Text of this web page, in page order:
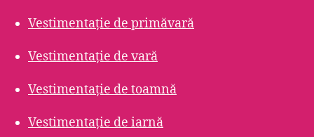
Vestimentație de primăvară
Vestimentație de vară
Vestimentație de toamnă
Vestimentație de iarnă